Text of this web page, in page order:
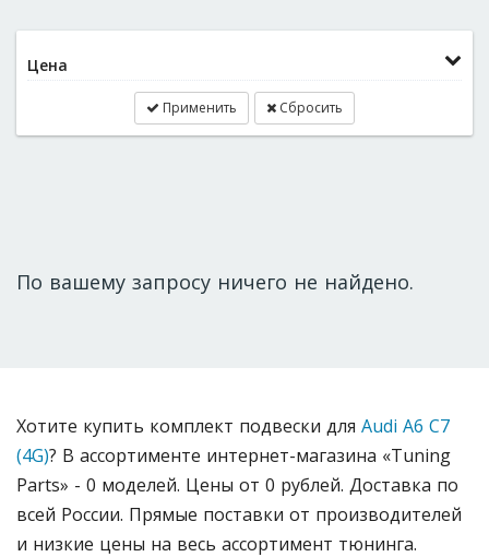
Цена
Применить Сбросить
По вашему запросу ничего не найдено.
Хотите купить комплект подвески для Audi A6 C7
(4G)? В ассортименте интернет-магазина «Tuning
Parts» - 0 моделей. Цены от 0 рублей. Доставка по
всей России. Прямые поставки от производителей
и низкие цены на весь ассортимент тюнинга.